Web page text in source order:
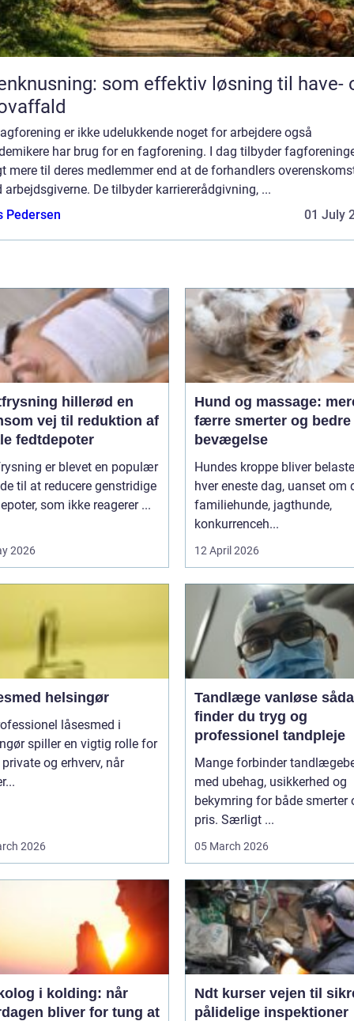
som effektiv løsning til have-
er ikke udelukkende noget for arbejdere også
har brug for en fagforening. I dag tilbyder
mere til deres medlemmer end at de forhandlers
arbejdsgiverne. De tilbyder karriererådgivning, ...
Pedersen
01 July
hillerød en
vej til reduktion af
fedtdepoter
er blevet en populær
til at reducere genstridige
som ikke reagerer ...
2026
Hund og massage:
færre smerter og bedre
bevægelse
Hundes kroppe bliver
hver eneste dag, uanset om
familiehunde, jagthunde,
konkurrenceh...
12 April 2026
helsingør
låsesmed i
spiller en vigtig rolle for
og erhverv, når
2026
Tandlæge vanløse sådan
finder du tryg og
professionel tandpleje
Mange forbinder
med ubehag, usikkerhed og
bekymring for både smerter
pris. Særligt ...
05 March 2026
i kolding: når
bliver for tung at
Ndt kurser vejen til sikre og
pålidelige inspektioner